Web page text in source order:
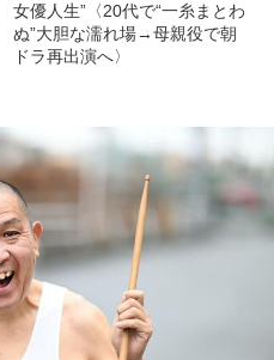
女優人生”〈20代で“一糸まとわ
ぬ”大胆な濡れ場→母親役で朝
ドラ再出演へ〉